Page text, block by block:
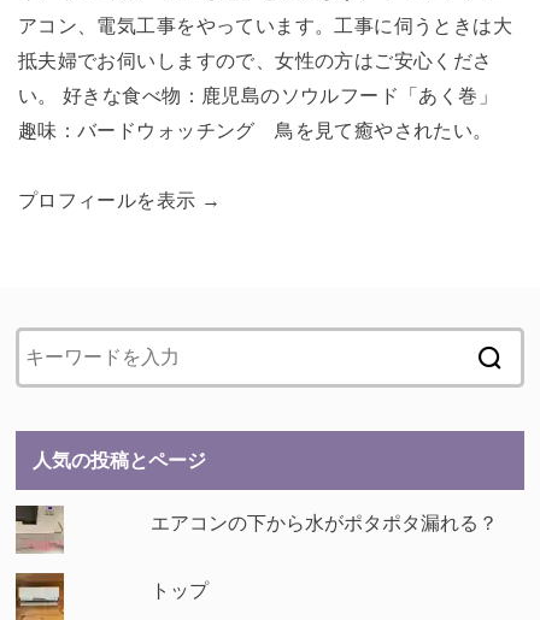
アコン、電気工事をやっています。工事に伺うときは大
抵夫婦でお伺いしますので、女性の方はご安心くださ
い。 好きな食べ物：鹿児島のソウルフード「あく巻」
趣味：バードウォッチング 鳥を見て癒やされたい。
プロフィールを表示 →
人気の投稿とページ
エアコンの下から水がポタポタ漏れる？
トップ